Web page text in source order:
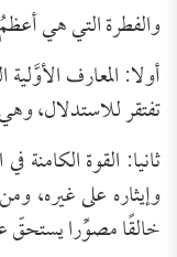
والفطرة التي هي
أولا: المعارف
تفتقر للاستدلال،
ثانيا: القوة
وإيثاره على غيره،
خالقًا مصوِّرا يستحقّ